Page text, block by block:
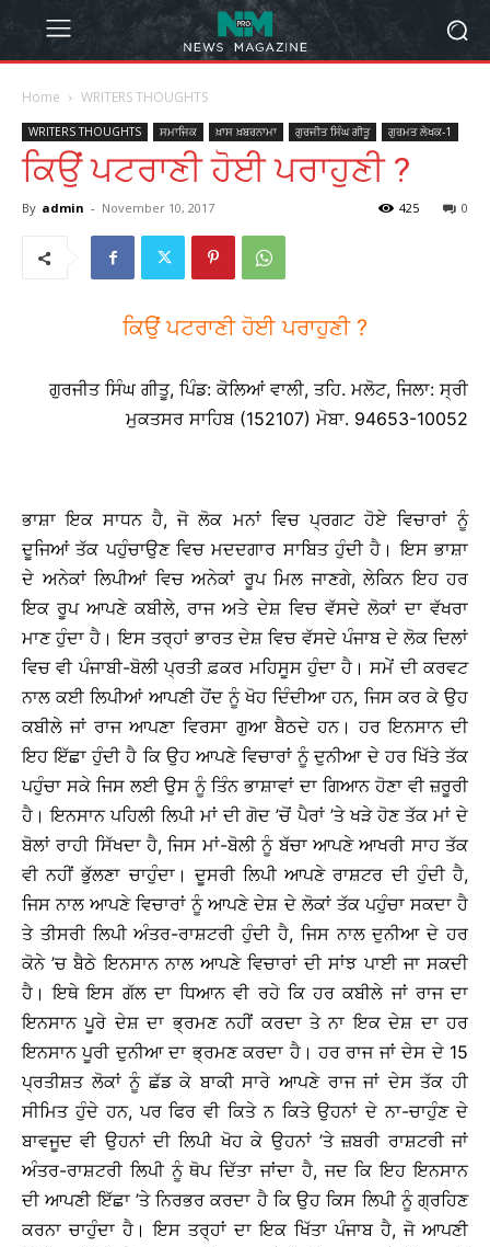
Home WRITERS THOUGHTS
WRITERS THOUGHTS ਸਮਾਜਿਕ ਖ਼ਾਸ ਖ਼ਬਰਨਾਮਾ ਗੁਰਜੀਤ ਸਿੰਘ ਗੀਤੂ ਗੁਰਮਤ ਲੇਖਕ-1
ਕਿਉਂ ਪਟਰਾਣੀ ਹੋਈ ਪਰਾਹੁਣੀ ?
By admin - November 10, 2017 0
425
ਕਿਉਂ ਪਟਰਾਣੀ ਹੋਈ ਪਰਾਹੁਣੀ ?
ਗੁਰਜੀਤ ਸਿੰਘ ਗੀਤੂ, ਪਿੰਡ: ਕੋਲਿਆਂ ਵਾਲੀ, ਤਹਿ. ਮਲੋਟ, ਜਿਲਾ: ਸ੍ਰੀ
ਮੁਕਤਸਰ ਸਾਹਿਬ (152107) ਮੋਬਾ. 94653-10052
ਭਾਸ਼ਾ ਇਕ ਸਾਧਨ ਹੈ, ਜੋ ਲੋਕ ਮਨਾਂ ਵਿਚ ਪ੍ਰਗਟ ਹੋਏ ਵਿਚਾਰਾਂ ਨੂੰ
ਦੂਜਿਆਂ ਤੱਕ ਪਹੁੰਚਾਉਣ ਵਿਚ ਮਦਦਗਾਰ ਸਾਬਿਤ ਹੁੰਦੀ ਹੈ। ਇਸ ਭਾਸ਼ਾ
ਦੇ ਅਨੇਕਾਂ ਲਿਪੀਆਂ ਵਿਚ ਅਨੇਕਾਂ ਰੂਪ ਮਿਲ ਜਾਣਗੇ, ਲੇਕਿਨ ਇਹ ਹਰ
ਇਕ ਰੂਪ ਆਪਣੇ ਕਬੀਲੇ, ਰਾਜ ਅਤੇ ਦੇਸ਼ ਵਿਚ ਵੱਸਦੇ ਲੋਕਾਂ ਦਾ ਵੱਖਰਾ
ਮਾਣ ਹੁੰਦਾ ਹੈ। ਇਸ ਤਰ੍ਹਾਂ ਭਾਰਤ ਦੇਸ਼ ਵਿਚ ਵੱਸਦੇ ਪੰਜਾਬ ਦੇ ਲੋਕ ਦਿਲਾਂ
ਵਿਚ ਵੀ ਪੰਜਾਬੀ-ਬੋਲੀ ਪ੍ਰਤੀ ਫ਼ਕਰ ਮਹਿਸੂਸ ਹੁੰਦਾ ਹੈ। ਸਮੇਂ ਦੀ ਕਰਵਟ
ਨਾਲ ਕਈ ਲਿਪੀਆਂ ਆਪਣੀ ਹੋਂਦ ਨੂੰ ਖੋਹ ਦਿੰਦੀਆ ਹਨ, ਜਿਸ ਕਰ ਕੇ ਉਹ
ਕਬੀਲੇ ਜਾਂ ਰਾਜ ਆਪਣਾ ਵਿਰਸਾ ਗੁਆ ਬੈਠਦੇ ਹਨ। ਹਰ ਇਨਸਾਨ ਦੀ
ਇਹ ਇੱਛਾ ਹੁੰਦੀ ਹੈ ਕਿ ਉਹ ਆਪਣੇ ਵਿਚਾਰਾਂ ਨੂੰ ਦੁਨੀਆ ਦੇ ਹਰ ਖਿੱਤੇ ਤੱਕ
ਪਹੁੰਚਾ ਸਕੇ ਜਿਸ ਲਈ ਉਸ ਨੂੰ ਤਿੰਨ ਭਾਸ਼ਾਵਾਂ ਦਾ ਗਿਆਨ ਹੋਣਾ ਵੀ ਜ਼ਰੂਰੀ
ਹੈ। ਇਨਸਾਨ ਪਹਿਲੀ ਲਿਪੀ ਮਾਂ ਦੀ ਗੋਦ ’ਚੋਂ ਪੈਰਾਂ ’ਤੇ ਖੜੇ ਹੋਣ ਤੱਕ ਮਾਂ ਦੇ
ਬੋਲਾਂ ਰਾਹੀ ਸਿੱਖਦਾ ਹੈ, ਜਿਸ ਮਾਂ-ਬੋਲੀ ਨੂੰ ਬੱਚਾ ਆਪਣੇ ਆਖਰੀ ਸਾਹ ਤੱਕ
ਵੀ ਨਹੀਂ ਭੁੱਲਣਾ ਚਾਹੁੰਦਾ। ਦੂਸਰੀ ਲਿਪੀ ਆਪਣੇ ਰਾਸ਼ਟਰ ਦੀ ਹੁੰਦੀ ਹੈ,
ਜਿਸ ਨਾਲ ਆਪਣੇ ਵਿਚਾਰਾਂ ਨੂੰ ਆਪਣੇ ਦੇਸ਼ ਦੇ ਲੋਕਾਂ ਤੱਕ ਪਹੁੰਚਾ ਸਕਦਾ ਹੈ
ਤੇ ਤੀਸਰੀ ਲਿਪੀ ਅੰਤਰ-ਰਾਸ਼ਟਰੀ ਹੁੰਦੀ ਹੈ, ਜਿਸ ਨਾਲ ਦੁਨੀਆ ਦੇ ਹਰ
ਕੋਨੇ ’ਚ ਬੈਠੇ ਇਨਸਾਨ ਨਾਲ ਆਪਣੇ ਵਿਚਾਰਾਂ ਦੀ ਸਾਂਝ ਪਾਈ ਜਾ ਸਕਦੀ
ਹੈ। ਇਥੇ ਇਸ ਗੱਲ ਦਾ ਧਿਆਨ ਵੀ ਰਹੇ ਕਿ ਹਰ ਕਬੀਲੇ ਜਾਂ ਰਾਜ ਦਾ
ਇਨਸਾਨ ਪੂਰੇ ਦੇਸ਼ ਦਾ ਭ੍ਰਮਣ ਨਹੀਂ ਕਰਦਾ ਤੇ ਨਾ ਇਕ ਦੇਸ਼ ਦਾ ਹਰ
ਇਨਸਾਨ ਪੂਰੀ ਦੁਨੀਆ ਦਾ ਭ੍ਰਮਣ ਕਰਦਾ ਹੈ। ਹਰ ਰਾਜ ਜਾਂ ਦੇਸ ਦੇ 15
ਪ੍ਰਤੀਸ਼ਤ ਲੋਕਾਂ ਨੂੰ ਛੱਡ ਕੇ ਬਾਕੀ ਸਾਰੇ ਆਪਣੇ ਰਾਜ ਜਾਂ ਦੇਸ ਤੱਕ ਹੀ
ਸੀਮਿਤ ਹੁੰਦੇ ਹਨ, ਪਰ ਫਿਰ ਵੀ ਕਿਤੇ ਨ ਕਿਤੇ ਉਹਨਾਂ ਦੇ ਨਾ-ਚਾਹੁੰਣ ਦੇ
ਬਾਵਜੂਦ ਵੀ ਉਹਨਾਂ ਦੀ ਲਿਪੀ ਖੋਹ ਕੇ ਉਹਨਾਂ ’ਤੇ ਜ਼ਬਰੀ ਰਾਸ਼ਟਰੀ ਜਾਂ
ਅੰਤਰ-ਰਾਸ਼ਟਰੀ ਲਿਪੀ ਨੂੰ ਥੋਪ ਦਿੱਤਾ ਜਾਂਦਾ ਹੈ, ਜਦ ਕਿ ਇਹ ਇਨਸਾਨ
ਦੀ ਆਪਣੀ ਇੱਛਾ ’ਤੇ ਨਿਰਭਰ ਕਰਦਾ ਹੈ ਕਿ ਉਹ ਕਿਸ ਲਿਪੀ ਨੂੰ ਗ੍ਰਹਿਣ
ਕਰਨਾ ਚਾਹੁੰਦਾ ਹੈ। ਇਸ ਤਰ੍ਹਾਂ ਦਾ ਇਕ ਖਿੱਤਾ ਪੰਜਾਬ ਹੈ, ਜੋ ਆਪਣੀ